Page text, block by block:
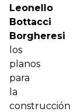
Leonello
Bottacci
Borgheresi
los
planos
para
la
construcción